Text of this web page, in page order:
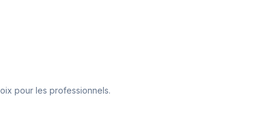
pour les professionnels.